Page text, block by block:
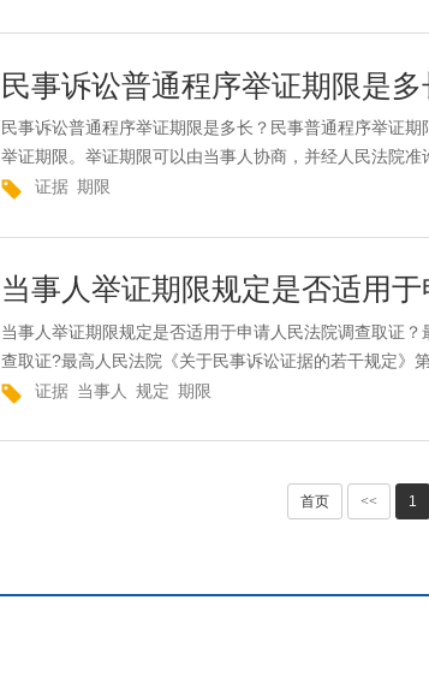
民事诉讼普通程序举证期限是多
民事诉讼普通程序举证期限是多长？民事普通程序举证
举证期限。举证期限可以由当事人协商，并经人民法院准
证据 期限
当事人举证期限规定是否适用
当事人举证期限规定是否适用于申请人民法院调查取证
查取证?最高人民法院《关于民事诉讼证据的若干规定》
证据 当事人 规定 期限
首页 << 1